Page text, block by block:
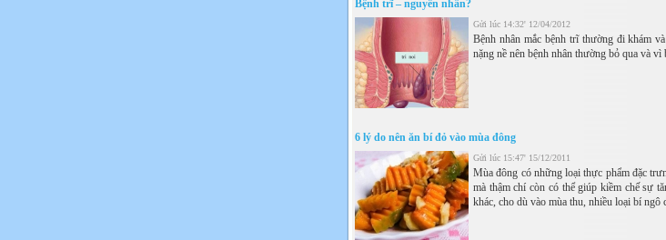
Bệnh trĩ – nguyên nhân?
Gửi lúc 14:32' 12/04/2012
Bệnh nhân mắc bệnh trĩ thường đi khám
nặng nề nên bệnh nhân thường bỏ qua và
6 lý do nên ăn bí đỏ vào mùa đông
Gửi lúc 15:47' 15/12/2011
Mùa đông có những loại thực phẩm đặc
mà thậm chí còn có thể giúp kiềm chế sự
khác, cho dù vào mùa thu, nhiều loại bí ngô